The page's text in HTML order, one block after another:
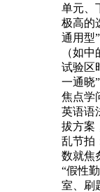
单元、
极高的
通用型
（如
试验区
一通晓
焦点学
英语语
拔方案
乱节拍
数就焦
“假性
室、刷